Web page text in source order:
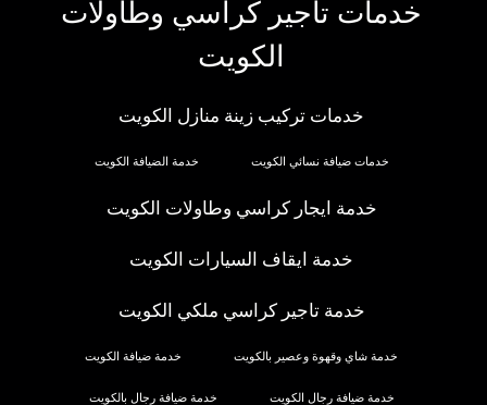
خدمات تاجير كراسي وطاولات
الكويت
خدمات تركيب زينة منازل الكويت
خدمات ضيافة نسائي الكويت خدمة الضيافة الكويت
خدمة ايجار كراسي وطاولات الكويت
خدمة ايقاف السيارات الكويت
خدمة تاجير كراسي ملكي الكويت
خدمة شاي وقهوة وعصير بالكويت خدمة ضيافة الكويت
خدمة ضيافة رجال الكويت خدمة ضيافة رجال بالكويت